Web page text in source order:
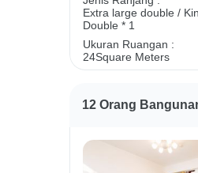
Extra large double /
Double * 1
Ukuran Ruangan :
24Square Meters
12 Orang